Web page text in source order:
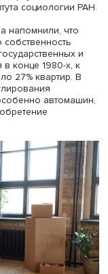
Института
Богомолова и
Татьяна
нефинансового
в
менее
по
на уровне 0,4,
богатств
сопоставимо с
большинстве